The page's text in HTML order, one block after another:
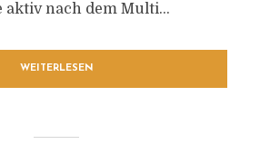
aktiv nach dem Multi...
WEITERLESEN